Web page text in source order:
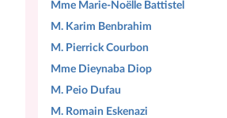
Mme Marie-Noëlle Battistel
M. Karim Benbrahim
M. Pierrick Courbon
Mme Dieynaba Diop
M. Peio Dufau
M. Romain Eskenazi